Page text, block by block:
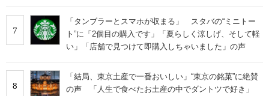
7
「タンブラーとスマホが収まる」 スタバの“ミニトー
ト”に「2個目の購入です」「夏らしく涼しげ、そして軽
い」「店舗で見つけて即購入しちゃいました」の声
8
「結局、東京土産で一番おいしい」“東京の銘菓”に絶賛
の声 「人生で食べたお土産の中でダントツで好き」